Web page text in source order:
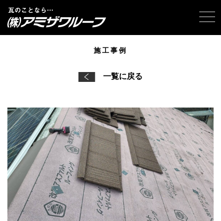
施工事例
一覧に戻る